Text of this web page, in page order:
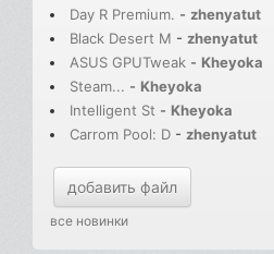
Day R Premium. - zhenyatut
Black Desert M - zhenyatut
ASUS GPUTweak - Kheyoka
Steam... - Kheyoka
Intelligent St - Kheyoka
Carrom Pool: D - zhenyatut
добавить файл
все новинки